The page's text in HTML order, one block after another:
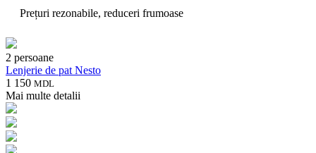
Prețuri rezonabile, reduceri frumoase
2 persoane
Lenjerie de pat Nesto
1 150 MDL
Mai multe detalii